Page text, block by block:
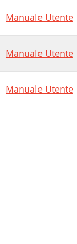
Manuale Utente
Manuale Utente
Manuale Utente